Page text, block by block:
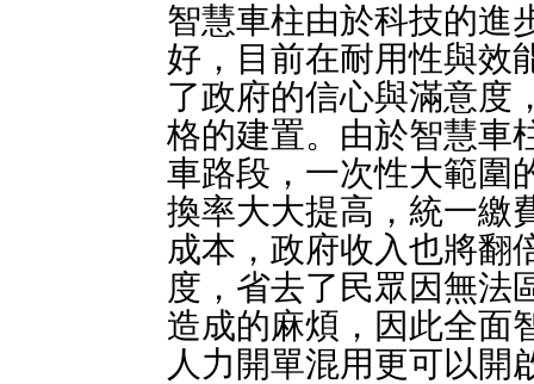
智慧車柱由於科技的進
好，目前在耐用性與效
了政府的信心與滿意度
格的建置。由於智慧車
車路段，一次性大範圍
換率大大提高，統一繳
成本，政府收入也將翻
度，省去了民眾因無法
造成的麻煩，因此全面
人力開單混用更可以開